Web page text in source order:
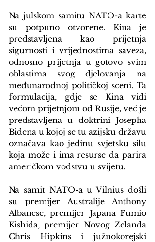
Na julskom samitu NATO-a karte
su potpuno otvorene. Kina je
predstavljena kao prijetnja
sigurnosti i vrijednostima saveza,
odnosno prijetnja u gotovo svim
oblastima svog djelovanja na
međunarodnoj političkoj sceni. Ta
formulacija, gdje se Kina vidi
većom prijetnjom od Rusije, već je
predstavljena u doktrini Josepha
Bidena u kojoj se tu azijsku državu
označava kao jedinu svjetsku silu
koja može i ima resurse da parira
američkom vodstvu u svijetu.
Na samit NATO-a u Vilnius došli
su premijer Australije Anthony
Albanese, premijer Japana Fumio
Kishida, premijer Novog Zelanda
Chris Hipkins i južnokorejski